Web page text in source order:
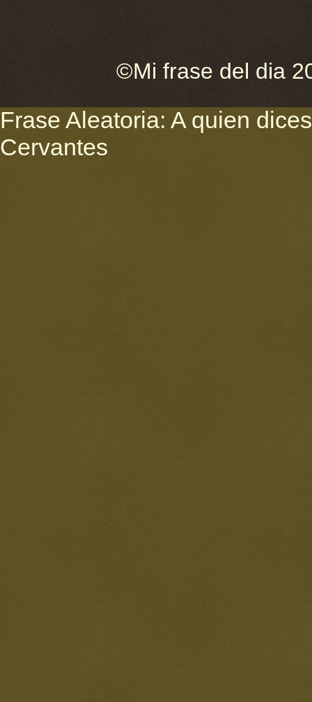
©Mi frase del dia
Frase Aleatoria: A quien
Cervantes